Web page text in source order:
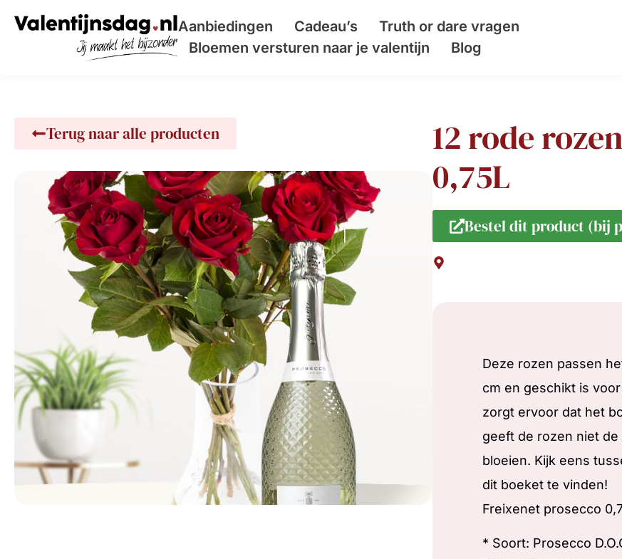
Aanbiedingen Cadeau’s
Truth or dare vragen
Bloemen versturen naar je valentijn
Blog
Terug naar alle producten
12 rode
0,75L
Bestel dit product (bij
Deze rozen passen
cm en geschikt is
zorgt ervoor dat het
geeft de rozen niet
bloeien. Kijk eens
dit boeket te vinden!
Freixenet prosecco
* Soort: Prosecco